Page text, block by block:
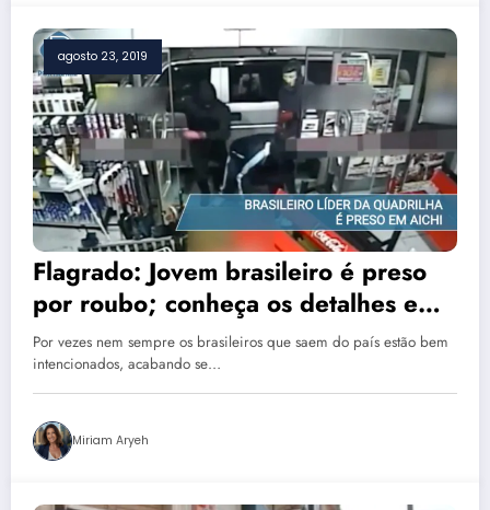
agosto 23, 2019
Flagrado: Jovem brasileiro é preso
por roubo; conheça os detalhes e
veja a imagem viral do crime
Por vezes nem sempre os brasileiros que saem do país estão bem
intencionados, acabando se…
Miriam Aryeh